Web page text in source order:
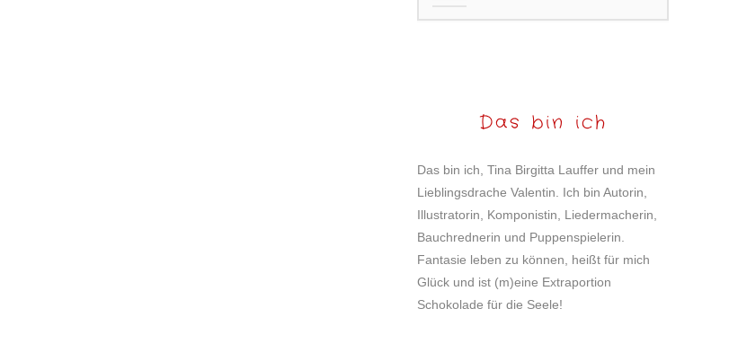
Das bin ich
Das bin ich, Tina Birgitta Lauffer und mein
Lieblingsdrache Valentin. Ich bin Autorin,
Illustratorin, Komponistin, Liedermacherin,
Bauchrednerin und Puppenspielerin.
Fantasie leben zu können, heißt für mich
Glück und ist (m)eine Extraportion
Schokolade für die Seele!